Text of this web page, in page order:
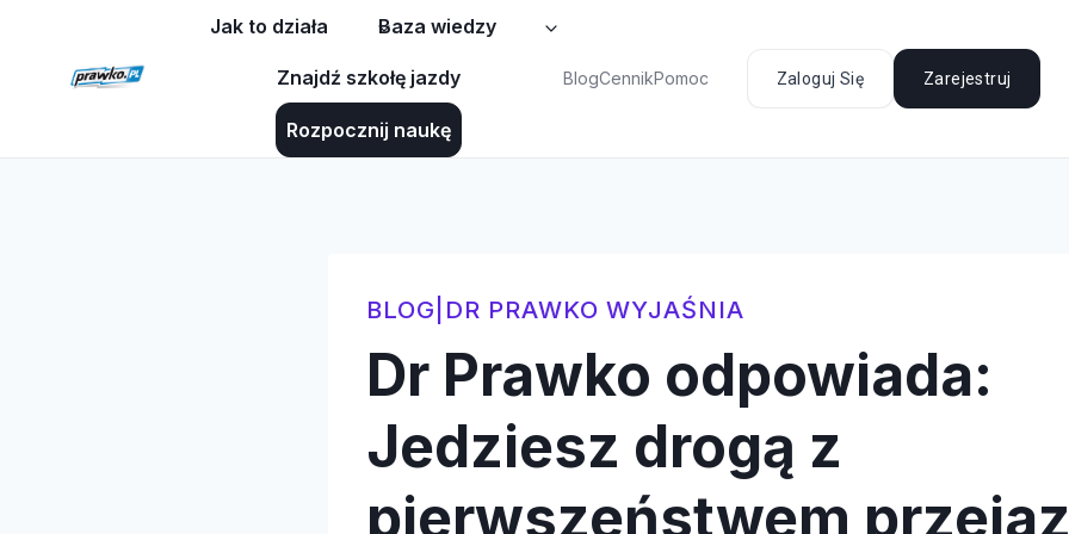
Jak to działa Baza wiedzy
Znajdź szkołę jazdy
Rozpocznij naukę
BlogCennikPomoc Zaloguj Się Zarejestruj
BLOG DR PRAWKO WYJAŚNIA
Dr Prawko odpowiada:
Jedziesz drogą z
pierwszeństwem